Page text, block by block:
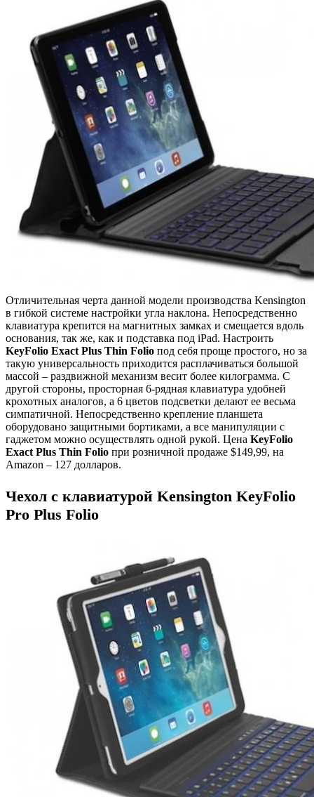
Отличительная черта данной модели производства Kensington
в гибкой системе настройки угла наклона. Непосредственно
клавиатура крепится на магнитных замках и смещается вдоль
основания, так же, как и подставка под iPad. Настроить
KeyFolio Exact Plus Thin Folio под себя проще простого, но за
такую универсальность приходится расплачиваться большой
массой – раздвижной механизм весит более килограмма. С
другой стороны, просторная 6-рядная клавиатура удобней
крохотных аналогов, а 6 цветов подсветки делают ее весьма
симпатичной. Непосредственно крепление планшета
оборудовано защитными бортиками, а все манипуляции с
гаджетом можно осуществлять одной рукой. Цена KeyFolio
Exact Plus Thin Folio при розничной продаже $149,99, на
Amazon – 127 долларов.
Чехол с клавиатурой Kensington KeyFolio
Pro Plus Folio